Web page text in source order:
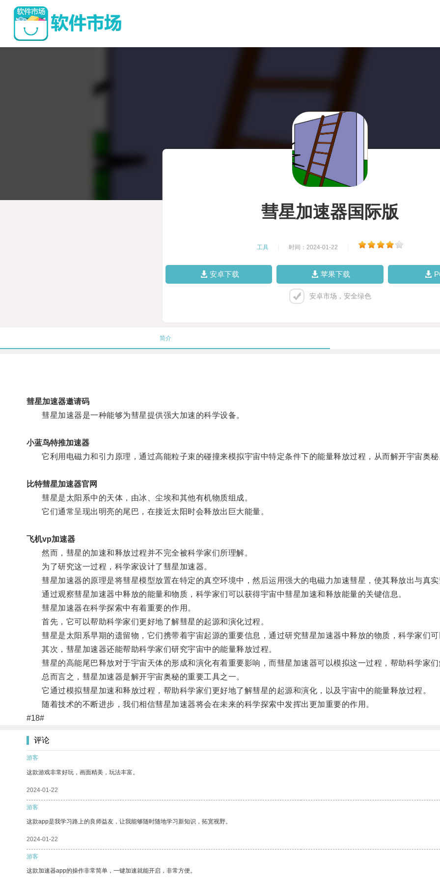
彗星加速器国际版
工具 时间：2024-01-22
安卓下载 苹果下载
安卓市场，安全绿色
简介
彗星加速器邀请码
彗星加速器是一种能够为彗星提供强大加速的科学设备。
小蓝鸟特推加速器
它利用电磁力和引力原理，通过高能粒子束的碰撞来模拟宇宙中特定条件下的能量释放过程，从而解开宇宙奥秘
比特彗星加速器官网
彗星是太阳系中的天体，由冰、尘埃和其他有机物质组成。
它们通常呈现出明亮的尾巴，在接近太阳时会释放出巨大能量。
飞机vp加速器
然而，彗星的加速和释放过程并不完全被科学家们所理解。
为了研究这一过程，科学家设计了彗星加速器。
彗星加速器的原理是将彗星模型放置在特定的真空环境中，然后运用强大的电磁力加速彗星，使其释放出与真实
通过观察彗星加速器中释放的能量和物质，科学家们可以获得宇宙中彗星加速和释放能量的关键信息。
彗星加速器在科学探索中有着重要的作用。
首先，它可以帮助科学家们更好地了解彗星的起源和演化过程。
彗星是太阳系早期的遗留物，它们携带着宇宙起源的重要信息，通过研究彗星加速器中释放的物质，科学家们可
其次，彗星加速器还能帮助科学家们研究宇宙中的能量释放过程。
彗星的高能尾巴释放对于宇宙天体的形成和演化有着重要影响，而彗星加速器可以模拟这一过程，帮助科学家们
总而言之，彗星加速器是解开宇宙奥秘的重要工具之一。
它通过模拟彗星加速和释放过程，帮助科学家们更好地了解彗星的起源和演化，以及宇宙中的能量释放过程。
随着技术的不断进步，我们相信彗星加速器将会在未来的科学探索中发挥出更加重要的作用。
#18#
评论
游客
这款游戏非常好玩，画面精美，玩法丰富。
2024-01-22
游客
这款app是我学习路上的良师益友，让我能够随时随地学习新知识，拓宽视野。
2024-01-22
游客
这款加速器app的操作非常简单，一键加速就能开启，非常方便。